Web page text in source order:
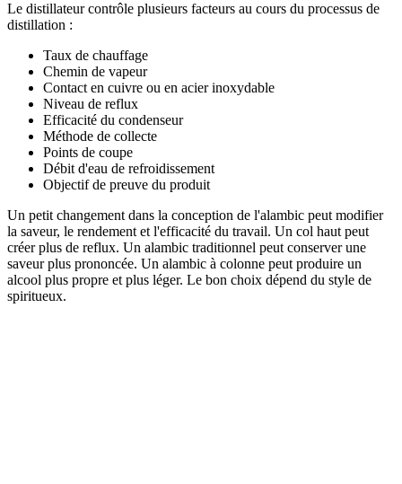
Le distillateur contrôle plusieurs facteurs au cours du processus de
distillation :
Taux de chauffage
Chemin de vapeur
Contact en cuivre ou en acier inoxydable
Niveau de reflux
Efficacité du condenseur
Méthode de collecte
Points de coupe
Débit d'eau de refroidissement
Objectif de preuve du produit
Un petit changement dans la conception de l'alambic peut modifier
la saveur, le rendement et l'efficacité du travail. Un col haut peut
créer plus de reflux. Un alambic traditionnel peut conserver une
saveur plus prononcée. Un alambic à colonne peut produire un
alcool plus propre et plus léger. Le bon choix dépend du style de
spiritueux.